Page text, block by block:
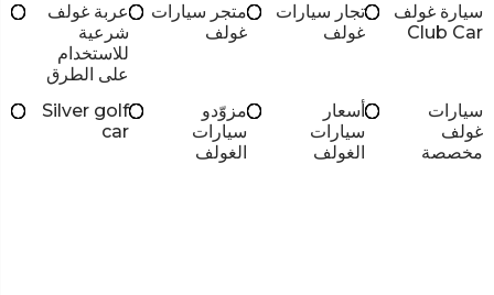
سيارة غولف
Club Car
تجار سيارات
غولف
متجر سيارات
غولف
عربة غولف
شرعية
للاستخدام
على الطرق
سيارات
غولف
مخصصة
أسعار
سيارات
الغولف
مزوّدو
سيارات
الغولف
Silver golf
car